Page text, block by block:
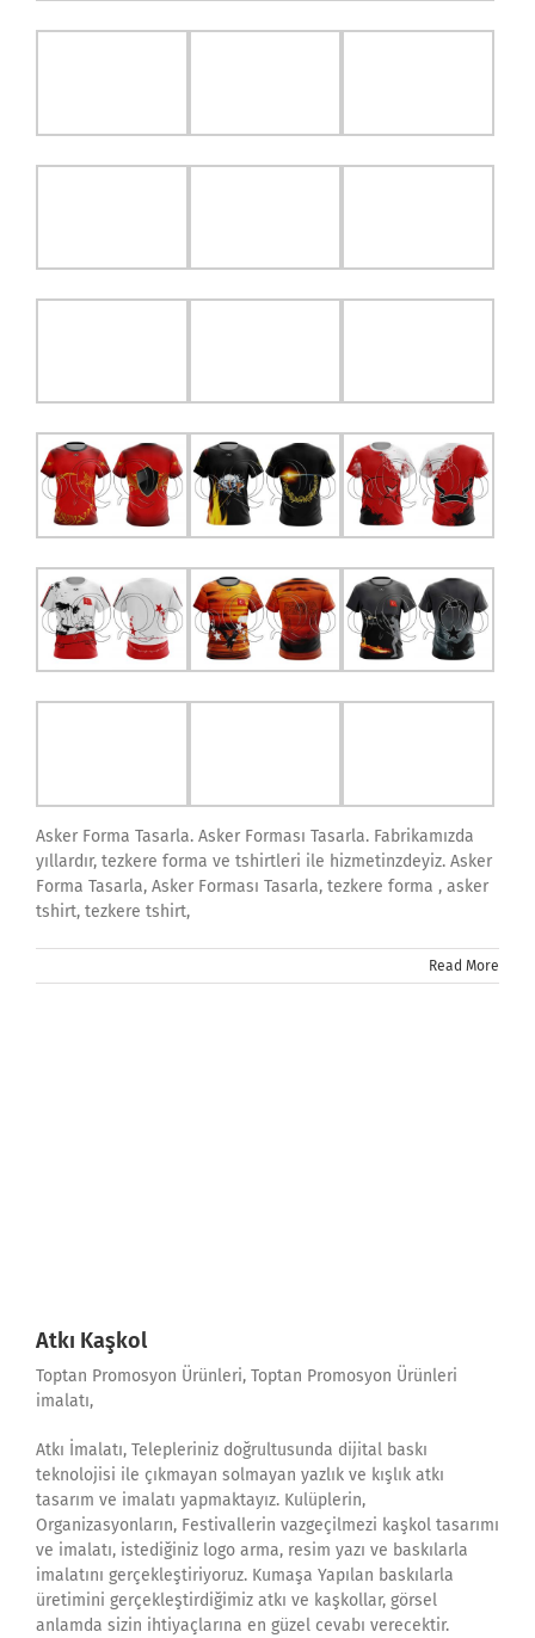
Asker Forma Tasarla. Asker Forması Tasarla. Fabrikamızda
yıllardır, tezkere forma ve tshirtleri ile hizmetinzdeyiz. Asker
Forma Tasarla, Asker Forması Tasarla, tezkere forma , asker
tshirt, tezkere tshirt,
Read More
Atkı Kaşkol
Toptan Promosyon Ürünleri, Toptan Promosyon Ürünleri
imalatı,
Atkı İmalatı, Telepleriniz doğrultusunda dijital baskı
teknolojisi ile çıkmayan solmayan yazlık ve kışlık atkı
tasarım ve imalatı yapmaktayız. Kulüplerin,
Organizasyonların, Festivallerin vazgeçilmezi kaşkol tasarımı
ve imalatı, istediğiniz logo arma, resim yazı ve baskılarla
imalatını gerçekleştiriyoruz. Kumaşa Yapılan baskılarla
üretimini gerçekleştirdiğimiz atkı ve kaşkollar, görsel
anlamda sizin ihtiyaçlarına en güzel cevabı verecektir.